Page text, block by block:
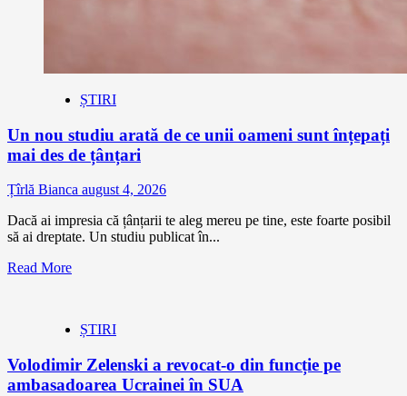
ȘTIRI
Un nou studiu arată de ce unii oameni sunt înțepați
mai des de țânțari
Țîrlă Bianca august 4, 2026
Dacă ai impresia că țânțarii te aleg mereu pe tine, este foarte posibil
să ai dreptate. Un studiu publicat în...
Read More
ȘTIRI
Volodimir Zelenski a revocat-o din funcție pe
ambasadoarea Ucrainei în SUA